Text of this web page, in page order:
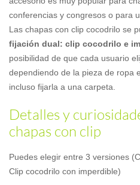
conferencias y congresos o para
Las chapas con clip cocodrilo se
fijación dual: clip cocodrilo e
posibilidad de que cada usuario
dependiendo de la pieza de ropa
incluso fijarla a una carpeta.
Detalles y
chapas con clip
Puedes elegir entre 3 versiones
Clip cocodrilo con imperdible)